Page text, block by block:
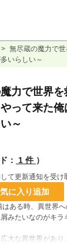
> 無尽蔵の魔力で
いらしい～
力で世界
って来た
～
：
1 件 ）
て更新通知を受け
に入り追加
ある時、異世界
みたいなのがキラ
大な異世界があり